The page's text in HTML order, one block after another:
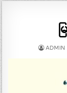
AUTHOR:
ADMIN